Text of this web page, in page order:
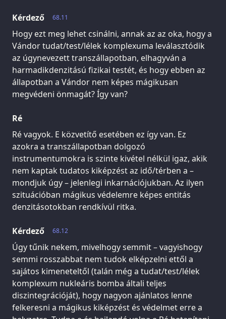
68.11
Kérdező
Hogy ezt meg lehet csinálni, annak az az oka, hogy a
Vándor tudat/test/lélek komplexuma leválasztódik
az úgynevezett transzállapotban, elhagyván a
harmadikdenzitású fizikai testét, és hogy ebben az
állapotban a Vándor nem képes mágikusan
megvédeni önmagát? Így van?
Ré
Ré vagyok. E közvetítő esetében ez így van. Ez
azokra a transzállapotban dolgozó
instrumentumokra is szinte kivétel nélkül igaz, akik
nem kaptak tudatos kiképzést az idő/térben a –
mondjuk úgy – jelenlegi inkarnációjukban. Az ilyen
szituációban mágikus védelemre képes entitás
denzitásotokban rendkívül ritka.
68.12
Kérdező
Úgy tűnik nekem, mivelhogy semmit – vagyishogy
semmi rosszabbat nem tudok elképzelni ettől a
sajátos kimeneteltől (talán még a tudat/test/lélek
komplexum nukleáris bomba általi teljes
diszintegrációját), hogy nagyon ajánlatos lenne
felkeresni a mágikus kiképzést és védelmet erre a